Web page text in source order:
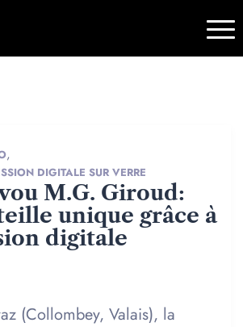
,
DIGITALE SUR VERRE
M.G. Giroud:
unique grâce à
digitale
(Collombey, Valais), la